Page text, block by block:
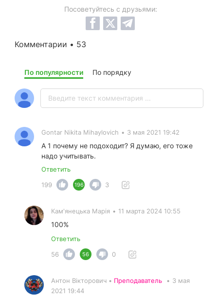
Посоветуйтесь с друзьями:
Комментарии • 53
По популярности По порядку
Gontar Nikita Mihaylovich • 3 мая 2021 19:42
А 1 почему не подоходит? Я думаю, его тоже
надо учитывать.
Ответить
199
196 3
Кам'янецька Марія • 11 марта 2024 10:55
100%
Ответить
56
56 0
Антон Вікторович • Преподаватель • 3 мая
2021 19:44